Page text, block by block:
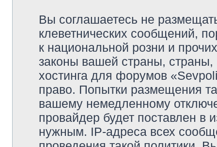
Вы соглашаетесь не
клеветнических сообщений,
к национальной розни и
законы вашей страны, страны,
хостинга для форумов
право. Попытки размещения
вашему немедленному
провайдер будет поставлен в
нужным. IP-адреса всех